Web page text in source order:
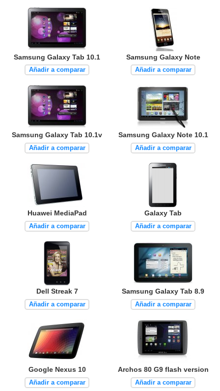
Samsung Galaxy Tab 10.1
Añadir a comparar
Samsung Galaxy Note
Añadir a comparar
Samsung Galaxy Tab 10.1v
Añadir a comparar
Samsung Galaxy Note 10.1
Añadir a comparar
Huawei MediaPad
Añadir a comparar
Galaxy Tab
Añadir a comparar
Dell Streak 7
Añadir a comparar
Samsung Galaxy Tab 8.9
Añadir a comparar
Google Nexus 10
Añadir a comparar
Archos 80 G9 flash version
Añadir a comparar